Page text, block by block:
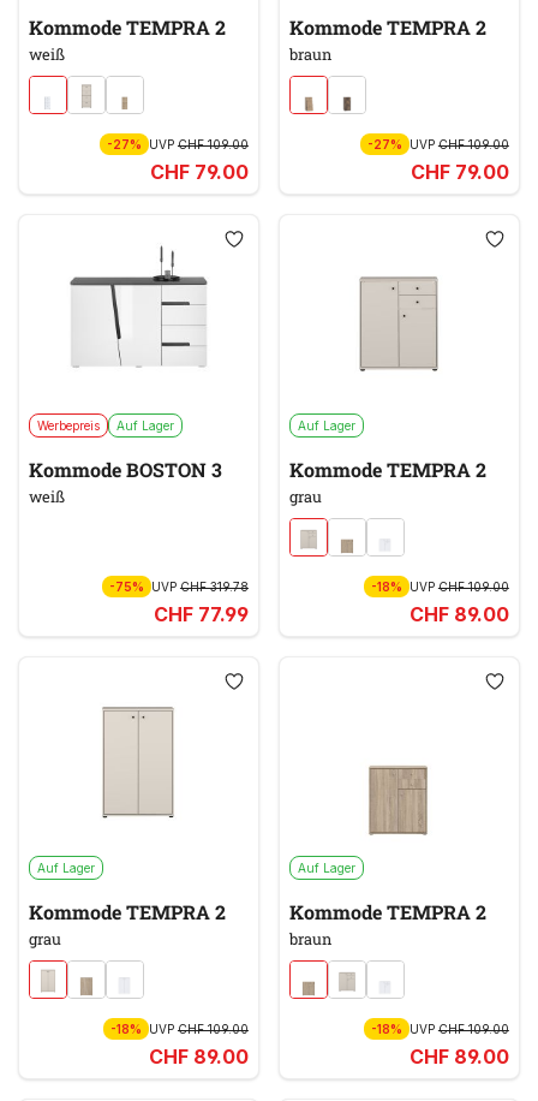
Kommode TEMPRA 2
weiß
-27% UVP CHF 109.00
CHF 79.00
Kommode TEMPRA 2
braun
-27% UVPCHF 109.00
CHF 79.00
Werbepreis Auf Lager
Kommode BOSTON 3
weiß
-75% UVP CHF 319.78
CHF 77.99
Auf Lager
Kommode TEMPRA 2
grau
-18% UVPCHF 109.00
CHF 89.00
Auf Lager
Kommode TEMPRA 2
grau
-18% UVP CHF 109.00
CHF 89.00
Auf Lager
Kommode TEMPRA 2
braun
-18% UVPCHF 109.00
CHF 89.00